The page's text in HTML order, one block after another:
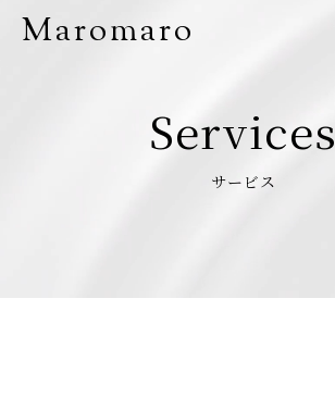
Maromaro
Services
サービス